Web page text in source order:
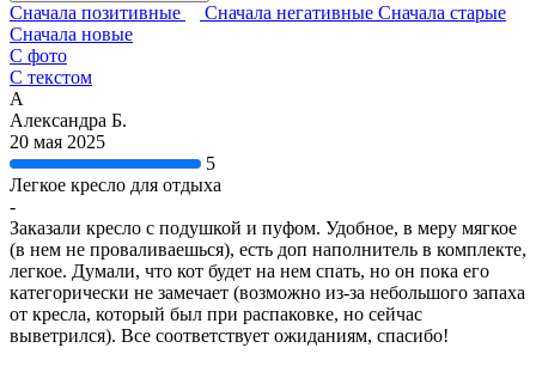
Сначала позитивные Сначала негативные Сначала старые
Сначала новые
С фото
С текстом
А
Александра Б.
20 мая 2025
5
Легкое кресло для отдыха
-
Заказали кресло с подушкой и пуфом. Удобное, в меру мягкое
(в нем не проваливаешься), есть доп наполнитель в комплекте,
легкое. Думали, что кот будет на нем спать, но он пока его
категорически не замечает (возможно из-за небольшого запаха
от кресла, который был при распаковке, но сейчас
выветрился). Все соответствует ожиданиям, спасибо!